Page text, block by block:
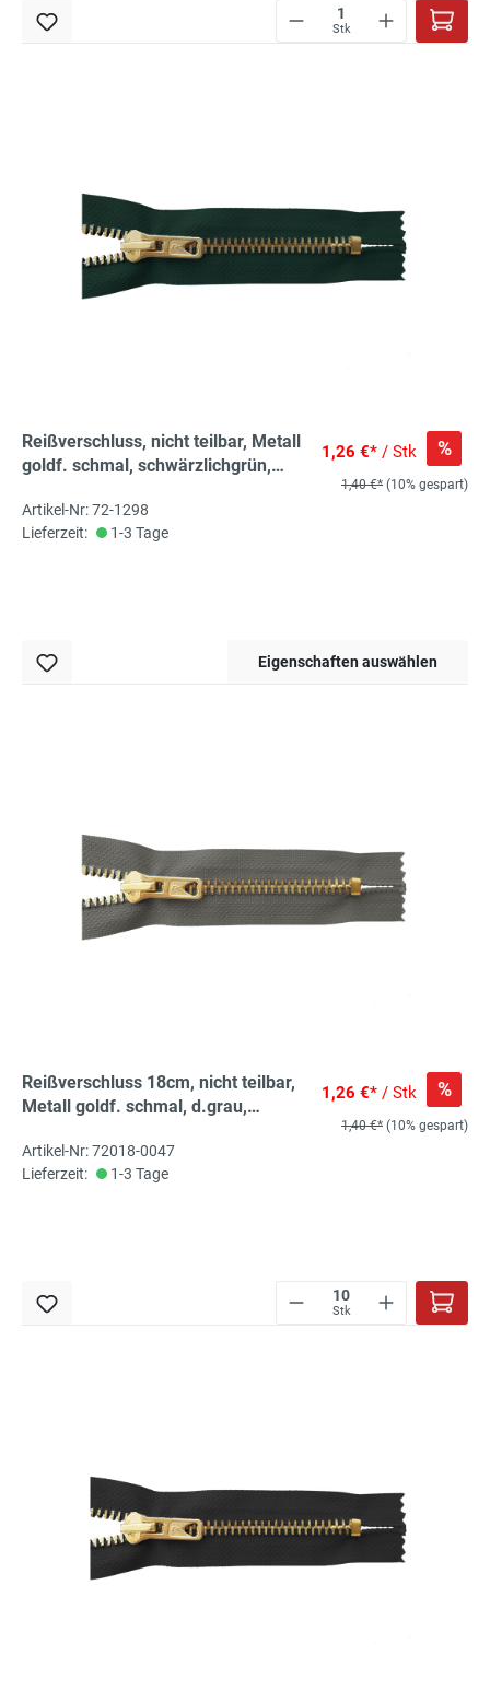
Stk
Reißverschluss, nicht teilbar, Metall
goldf. schmal, schwärzlichgrün,
Reißverschluss von Rubi/Barcelona
1,26 €* / Stk %
1,40 €* (10% gespart)
Artikel-Nr: 72-1298
Lieferzeit:
1-3 Tage
Eigenschaften auswählen
Reißverschluss 18cm, nicht teilbar,
Metall goldf. schmal, d.grau,
Reißverschluss von Rubi/Barcelona
1,26 €* / Stk %
1,40 €* (10% gespart)
Artikel-Nr: 72018-0047
Lieferzeit:
1-3 Tage
Stk